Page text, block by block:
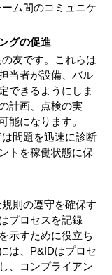
ム間のコミュニケ
グの促進
友です。これらは
当者が設備、バル
できるようにしま
計画、点検の実
能になります。
問題を迅速に診断
トを稼働状態に保
則の遵守を確保す
プロセスを記録
示すために役立ち
は、P&IDはプロセ
、コンプライアン